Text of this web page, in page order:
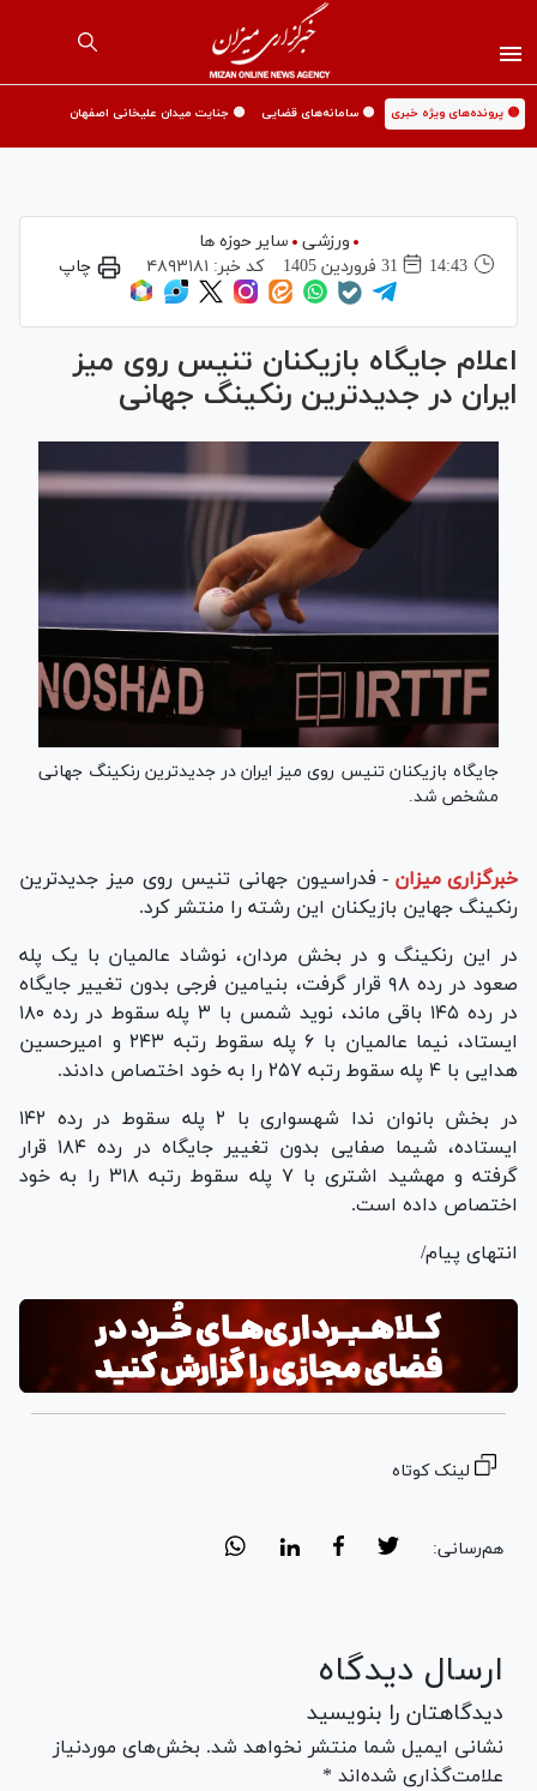
🟡 پرونده‌های ویژه خبری 🟡 سامانه‌های قضایی 🟡 جنایت میدان علیخانی اصفهان
ورزشی
سایر حوزه ها
14:43
31 فروردين 1405 کد خبر: ۴۸۹۳۱۸۱ چاپ
اعلام جایگاه بازیکنان تنیس روی میز
ایران در جدیدترین رنکینگ جهانی
جایگاه بازیکنان تنیس روی میز ایران در جدیدترین رنکینگ جهانی
مشخص شد.
خبرگزاری میزان - فدراسیون جهانی تنیس روی میز جدیدترین
رنکینگ جهاین بازیکنان این رشته را منتشر کرد.
در این رنکینگ و در بخش مردان، نوشاد عالمیان با یک پله
صعود در رده ۹۸ قرار گرفت، بنیامین فرجی بدون تغییر جایگاه
در رده ۱۴۵ باقی ماند، نوید شمس با ۳ پله سقوط در رده ۱۸۰
ایستاد، نیما عالمیان با ۶ پله سقوط رتبه ۲۴۳ و امیرحسین
هدایی با ۴ پله سقوط رتبه ۲۵۷ را به خود اختصاص دادند.
در بخش بانوان ندا شهسواری با ۲ پله سقوط در رده ۱۴۲
ایستاده، شیما صفایی بدون تغییر جایگاه در رده ۱۸۴ قرار
گرفته و مهشید اشتری با ۷ پله سقوط رتبه ۳۱۸ را به خود
اختصاص داده است.
انتهای پیام/
لینک کوتاه
هم‌رسانی:
ارسال دیدگاه
دیدگاهتان را بنویسید
نشانی ایمیل شما منتشر نخواهد شد. بخش‌های موردنیاز
علامت‌گذاری شده‌اند *